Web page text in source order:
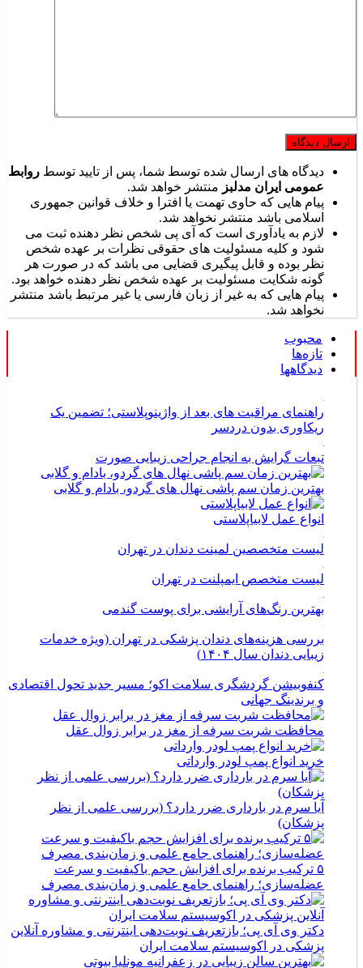
دیدگاه های ارسال شده توسط شما، پس از تایید توسط روابط
عمومی ایران مدلبز منتشر خواهد شد.
پیام هایی که حاوی تهمت یا افترا و خلاف قوانین جمهوری
اسلامی باشد منتشر نخواهد شد.
لازم به یادآوری است که آی پی شخص نظر دهنده ثبت می
شود و کلیه مسئولیت های حقوقی نظرات بر عهده شخص
نظر بوده و قابل پیگیری قضایی می باشد که در صورت هر
گونه شکایت مسئولیت بر عهده شخص نظر دهنده خواهد بود.
پیام هایی که به غیر از زبان فارسی یا غیر مرتبط باشد منتشر
نخواهد شد.
محبوب
تازه‌ها
دیدگاهها
راهنمای مراقبت های بعد از واژینوپلاستی؛ تضمین یک
ریکاوری بدون دردسر
تبعات گرایش به انجام جراحی زیبایی صورت
بهترین زمان سم پاشی نهال های گردو، بادام و گلابی
انواع عمل لابیاپلاستی
لیست متخصصین لمینت دندان در تهران
لیست متخصص ایمپلنت در تهران
بهترین رنگ‌های آرایشی برای پوست گندمی
بررسی هزینه‌های دندان پزشکی در تهران (ویژه خدمات
زیبایی دندان سال ۱۴۰۴)
کنفوبیشن گردشگری سلامت اکو؛ مسیر جدید تحول اقتصادی
و برندینگ جهانی
محافظت شربت سرفه از مغز در برابر زوال عقل
خرید انواع پمپ لودر وارداتی
آیا سرم در بارداری ضرر دارد؟ (بررسی علمی از نظر
پزشکان)
۵ ترکیب برنده برای افزایش حجم باکیفیت و سرعت
عضله‌سازی؛ راهنمای جامع علمی و زمان‌بندی مصرف
دکتر وی آی پی؛ بازتعریف نوبت‌دهی اینترنتی و مشاوره آنلاین
پزشکی در اکوسیستم سلامت ایران